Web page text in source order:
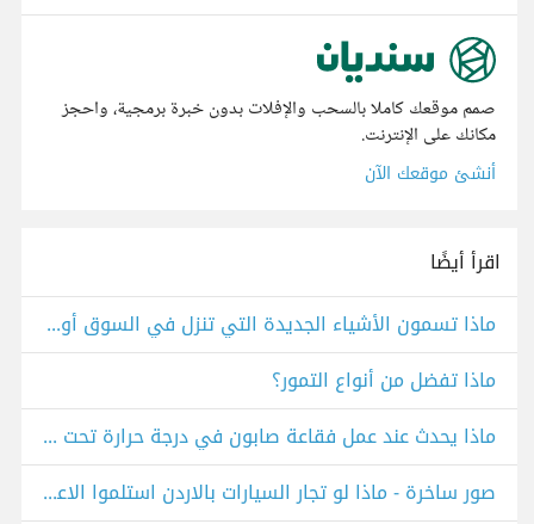
صمم موقعك كاملا بالسحب والإفلات بدون خبرة برمجية، واحجز
مكانك على الإنترنت.
أنشئ موقعك الآن
اقرأ أيضًا
ماذا تسمون الأشياء الجديدة التي تنزل في السوق أول مرة ؟
ماذا تفضل من أنواع التمور؟
ماذا يحدث عند عمل فقاعة صابون في درجة حرارة تحت الصفر
صور ساخرة - ماذا لو تجار السيارات بالاردن استلموا الاعلانات؟